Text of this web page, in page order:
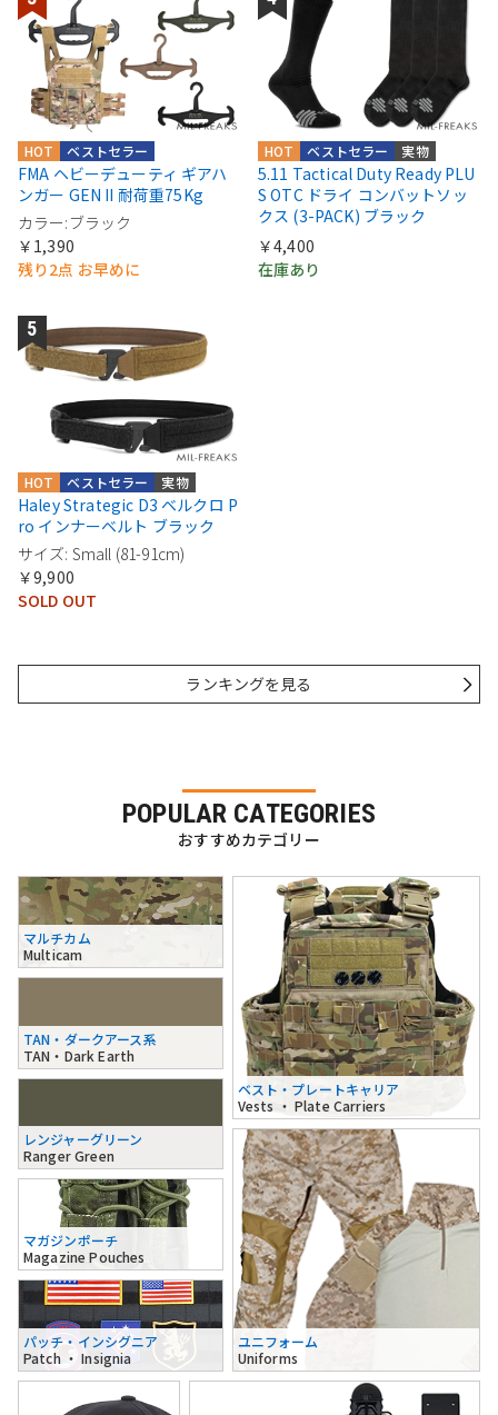
ベストセラー
HOT
FMA ヘビーデューティ ギアハ
ンガー GEN II 耐荷重75Kg
カラー:ブラック
￥1,390
残り2点 お早めに
実物
ベストセラー
HOT
5.11 Tactical Duty Ready PLU
S OTC ドライ コンバットソッ
クス (3-PACK) ブラック
￥4,400
在庫あり
実物
ベストセラー
HOT
Haley Strategic D3 ベルクロ P
ro インナーベルト ブラック
サイズ: Small (81-91cm)
￥9,900
SOLD OUT
ランキングを見る
POPULAR CATEGORIES
おすすめカテゴリー
マルチカム
Multicam
TAN・ダークアース系
TAN・Dark Earth
レンジャーグリーン
Ranger Green
ベスト・プレートキャリア
Vests ・ Plate Carriers
マガジンポーチ
Magazine Pouches
パッチ・インシグニア
Patch ・ Insignia
ユニフォーム
Uniforms